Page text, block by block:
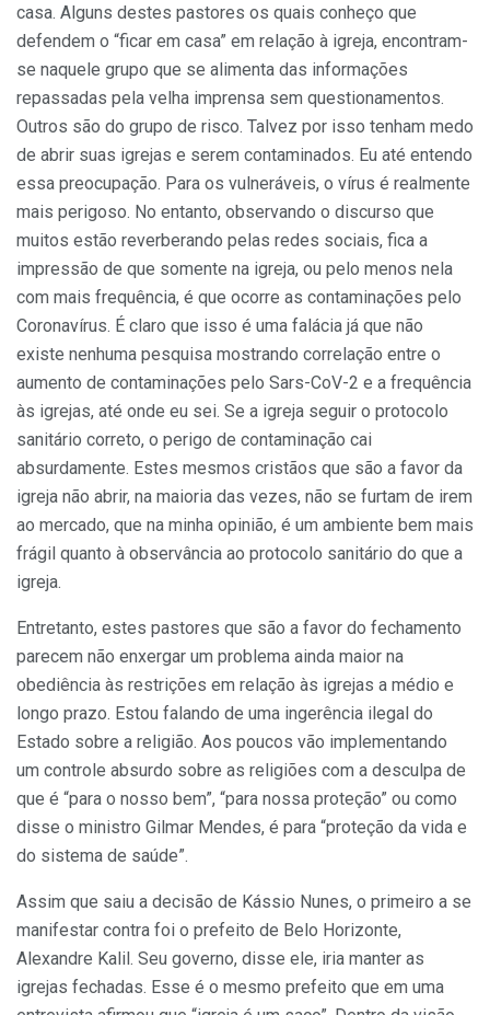
casa. Alguns destes pastores os quais conheço que
defendem o “ficar em casa” em relação à igreja, encontram-
se naquele grupo que se alimenta das informações
repassadas pela velha imprensa sem questionamentos.
Outros são do grupo de risco. Talvez por isso tenham medo
de abrir suas igrejas e serem contaminados. Eu até entendo
essa preocupação. Para os vulneráveis, o vírus é realmente
mais perigoso. No entanto, observando o discurso que
muitos estão reverberando pelas redes sociais, fica a
impressão de que somente na igreja, ou pelo menos nela
com mais frequência, é que ocorre as contaminações pelo
Coronavírus. É claro que isso é uma falácia já que não
existe nenhuma pesquisa mostrando correlação entre o
aumento de contaminações pelo Sars-CoV-2 e a frequência
às igrejas, até onde eu sei. Se a igreja seguir o protocolo
sanitário correto, o perigo de contaminação cai
absurdamente. Estes mesmos cristãos que são a favor da
igreja não abrir, na maioria das vezes, não se furtam de irem
ao mercado, que na minha opinião, é um ambiente bem mais
frágil quanto à observância ao protocolo sanitário do que a
igreja.
Entretanto, estes pastores que são a favor do fechamento
parecem não enxergar um problema ainda maior na
obediência às restrições em relação às igrejas a médio e
longo prazo. Estou falando de uma ingerência ilegal do
Estado sobre a religião. Aos poucos vão implementando
um controle absurdo sobre as religiões com a desculpa de
que é “para o nosso bem”, “para nossa proteção” ou como
disse o ministro Gilmar Mendes, é para “proteção da vida e
do sistema de saúde”.
Assim que saiu a decisão de Kássio Nunes, o primeiro a se
manifestar contra foi o prefeito de Belo Horizonte,
Alexandre Kalil. Seu governo, disse ele, iria manter as
igrejas fechadas. Esse é o mesmo prefeito que em uma